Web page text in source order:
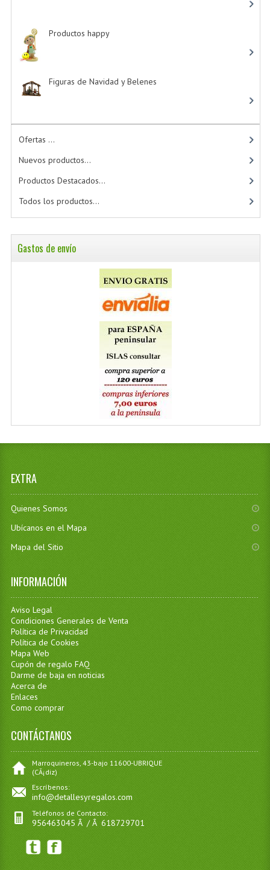
Productos happy
Figuras de Navidad y Belenes
Ofertas ...
Nuevos productos...
Productos Destacados...
Todos los productos...
Gastos de envío
EXTRA
Quienes Somos
Ubícanos en el Mapa
Mapa del Sitio
INFORMACIÓN
Aviso Legal
Condiciones Generales de Venta
Política de Privacidad
Política de Cookies
Mapa Web
Cupón de regalo FAQ
Darme de baja en noticias
Acerca de
Enlaces
Como comprar
CONTÁCTANOS
Marroquineros, 43-bajo 11600-UBRIQUE
(CÃ¡diz)
Escríbenos:
info@detallesyregalos.com
Teléfonos de Contacto:
956463045 Â / Â 618729701